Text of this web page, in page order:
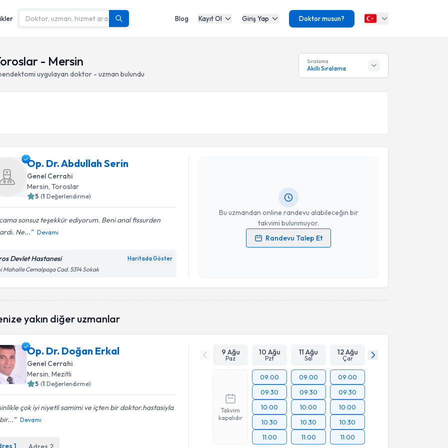
Blog Kayıt Ol Giriş Yap Doktor musun?
- Mersin
uygulayan doktor - uzman bulundu
Sıralama
Akıllı Sıralama
Op. Dr. Abdullah Serin
Genel Cerrahi
Mersin, Toroslar
5 (1 Değerlendirme)
sonsuz teşekkür ediyorum. Beni anal fissurden
Ne...
Devamı
Devlet Hastanesi Haritada Göster
Mahalle Cemalpaşa Cad. 5314 Sokak
Bu uzmandan online randevu alabileceğin bir
takvimi bulunmuyor.
Randevu Talep Et
Op. Dr. Abdullah Serin
Kişisel verilerimin işlenmesine ilişkinAydınlatma Metni
Takvim Talebini Gönder
yakın diğer uzmanlar
Op. Dr. Doğan Erkal
Genel Cerrahi
Mersin, Mezitli
5 (1 Değerlendirme)
çok iyi niyetli samimi ve içten bir doktor.hastasiyla
Devamı
1
9 Ağu
Paz
10 Ağu
Pzt
11 Ağu
Sal
12 Ağu
Çar
Takvim
kapalıdır
09:00
09:30
10:00
10:30
11:00
09:00
09:30
10:00
10:30
11:00
09:00
09:30
10:00
10:30
11:00